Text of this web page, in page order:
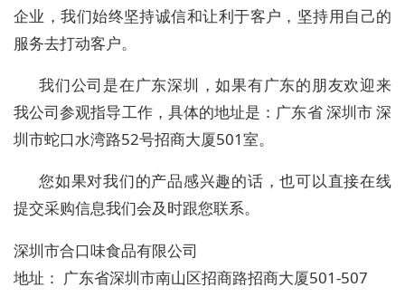
企业，我们始终坚持诚信和让利于客户，坚持用自己的
服务去打动客户。
我们公司是在广东深圳 ，如果有广东的朋友欢迎来
我公司参观指导工作，具体的地址是：广东省 深圳市 深
圳市蛇口水湾路52号招商大厦501室。
您如果对我们的产品感兴趣的话，也可以直接在线
提交采购信息我们会及时跟您联系。
深圳市合口味食品有限公司
地址： 广东省深圳市南山区招商路招商大厦501-507